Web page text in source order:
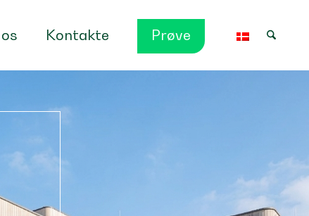
Kontakte Prøve